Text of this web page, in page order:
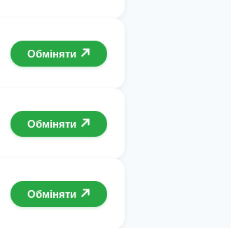
Обміняти
Обміняти
Обміняти